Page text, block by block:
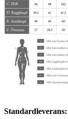
Standardleverans: